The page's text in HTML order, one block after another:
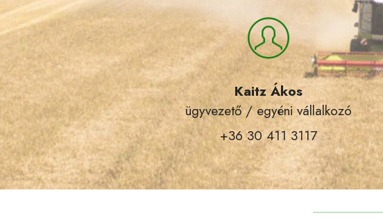
Kaitz Ákos
ügyvezető / egyéni vállalkozó
+36 30 411 3117